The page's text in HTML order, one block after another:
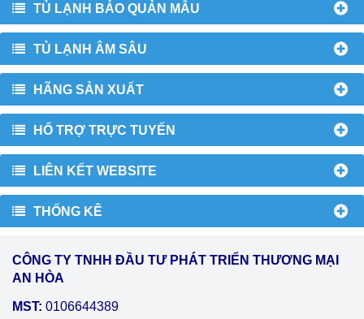
TỦ LẠNH BẢO QUẢN MẪU
TỦ LẠNH ÂM SÂU
HÃNG SẢN XUẤT
HỔ TRỢ TRỰC TUYẾN
LIÊN KẾT WEBSITE
THỐNG KÊ
CÔNG TY TNHH ĐẦU TƯ PHÁT TRIỂN THƯƠNG MẠI
AN HÒA
MST: 0106644389